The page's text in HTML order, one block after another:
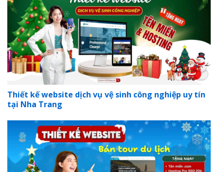
Thiết kế website dịch vụ vệ sinh công nghiệp uy tín
tại Nha Trang